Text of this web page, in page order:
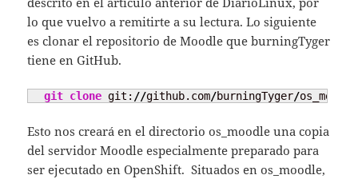
lo que vuelvo a remitirte a su lectura. Lo siguiente
es clonar el repositorio de Moodle que burningTyger
tiene en GitHub.
git clone git: //github.com/burningTyger/
Esto nos creará en el directorio os_moodle una copia
del servidor Moodle especialmente preparado para
ser ejecutado en OpenShift. Situados en os_moodle,